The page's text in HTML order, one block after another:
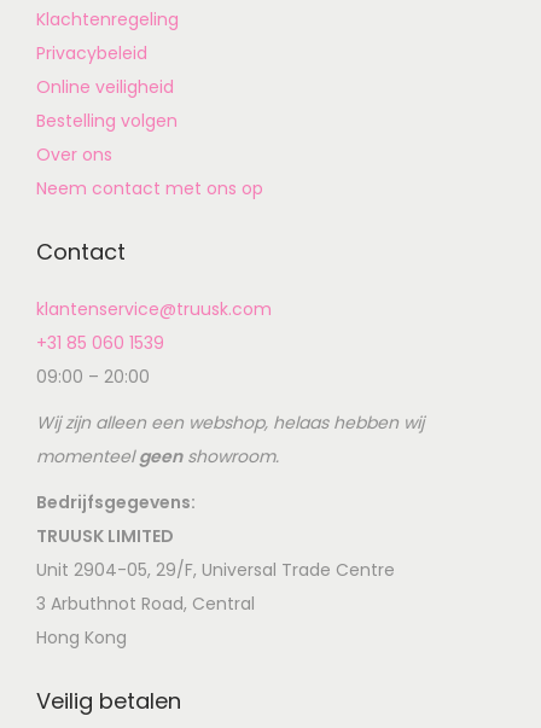
Klachtenregeling
Privacybeleid
Online veiligheid
Bestelling volgen
Over ons
Neem contact met ons op
Contact
klantenservice@truusk.com
+31 85 060 1539
09:00 – 20:00
Wij zijn alleen een webshop, helaas hebben wij
momenteelgeenshowroom.
Bedrijfsgegevens:
TRUUSK LIMITED
Unit 2904-05, 29/F, Universal Trade Centre
3 Arbuthnot Road, Central
Hong Kong
Veilig betalen